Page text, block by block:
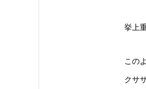
挙上
この
クサ